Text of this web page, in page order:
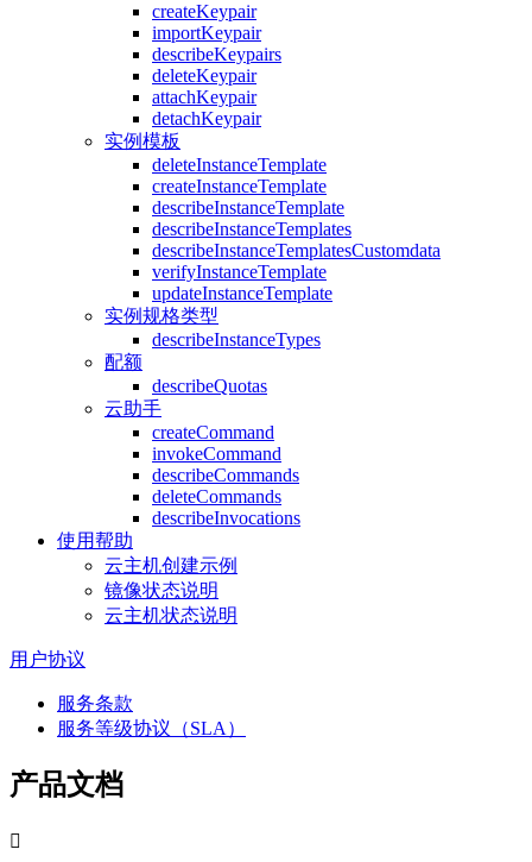
createKeypair
importKeypair
describeKeypairs
deleteKeypair
attachKeypair
detachKeypair
实例模板
deleteInstanceTemplate
createInstanceTemplate
describeInstanceTemplate
describeInstanceTemplates
describeInstanceTemplatesCustomdata
verifyInstanceTemplate
updateInstanceTemplate
实例规格类型
describeInstanceTypes
配额
describeQuotas
云助手
createCommand
invokeCommand
describeCommands
deleteCommands
describeInvocations
使用帮助
云主机创建示例
镜像状态说明
云主机状态说明
用户协议
服务条款
服务等级协议（SLA）
产品文档
